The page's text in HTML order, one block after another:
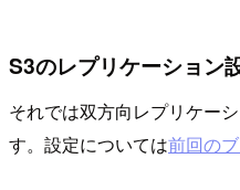
S3のレプリケーション
それでは双方向レプリケー
す。設定については前回の